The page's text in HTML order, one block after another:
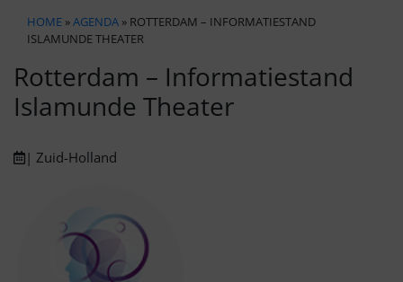
HOME »AGENDA » ROTTERDAM – INFORMATIESTAND
ISLAMUNDE THEATER
Rotterdam – Informatiestand
Islamunde Theater
| Zuid-Holland